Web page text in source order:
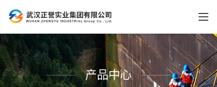
产品中心